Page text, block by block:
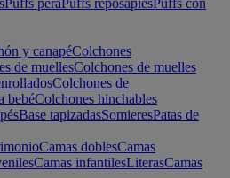
Puffs peraPuffs reposapiésPuffs con
y canapéColchones
de muellesColchones de muelles
Colchones de
bebéColchones hinchables
Base tapizadasSomieresPatas de
Camas doblesCamas
Camas infantilesLiterasCamas